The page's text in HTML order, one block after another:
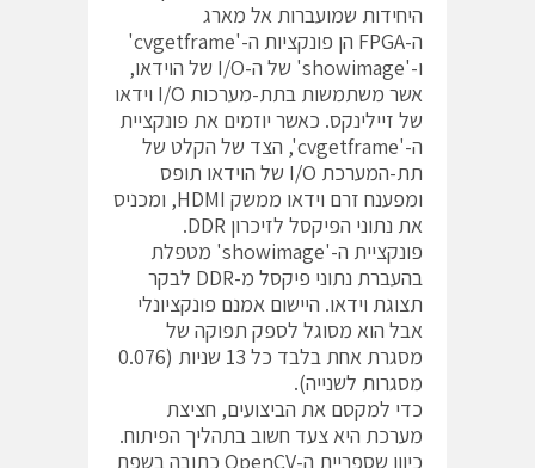
היחידות שמועברות אל מארג
ה-FPGA הן פונקציות ה-'cvgetframe'
ו-'showimage' של ה-I/O של הוידאו,
אשר משתמשות בתת-מערכות I/O וידאו
של זיילינקס. כאשר יוזמים את פונקציית
ה-'cvgetframe', הצד של הקלט של
תת-המערכת I/O של הוידאו תופס
ומפענח זרם וידאו ממשק HDMI, ומכניס
את נתוני הפיקסל לזיכרון DDR.
פונקציית ה-'showimage' מטפלת
בהעברת נתוני פיקסל מ-DDR לבקר
תצוגת וידאו. היישום אמנם פונקציונלי
אבל הוא מסוגל לספק תפוקה של
מסגרת אחת בלבד כל 13 שניות (0.076
מסגרות לשנייה).
כדי למקסם את הביצועים, חציצת
מערכת היא צעד חשוב בתהליך הפיתוח.
כיוון שספריית ה-OpenCV כתובה בשפת